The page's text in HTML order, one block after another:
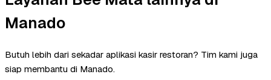
Manado
Butuh lebih dari sekadar aplikasi kasir restoran? Tim kami juga
siap membantu di Manado.